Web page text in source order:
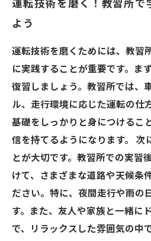
運転技術を磨く！教習所で
よう
運転技術を磨くためには、教習
に実践することが重要です。ま
復習しましょう。教習所では、
ル、走行環境に応じた運転の仕
基礎をしっかりと身につけるこ
信を持てるようになります。 次
とが大切です。教習所での実習
けて、さまざまな道路や天候条
ださい。特に、夜間走行や雨の
す。また、友人や家族と一緒に
で、リラックスした雰囲気の中